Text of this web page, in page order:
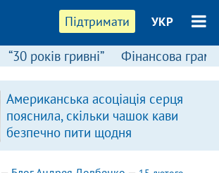
Підтримати УКР
“30 років гривні” Фінансова
Американська асоціація серця
пояснила, скільки чашок кави
безпечно пити щодня